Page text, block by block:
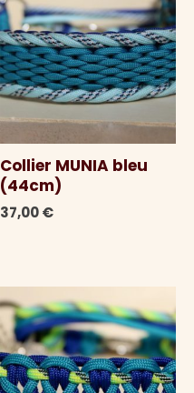
Collier MUNIA bleu
(44cm)
37,00€